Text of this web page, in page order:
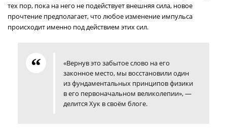
тех пор, пока на него не подействует внешняя сила, новое
прочтение предполагает, что любое изменение импульса
происходит именно под действием этих сил.
«Вернув это забытое слово на его
законное место, мы восстановили один
из фундаментальных принципов физики
в его первоначальном великолепии», —
делится Хук в своём блоге.